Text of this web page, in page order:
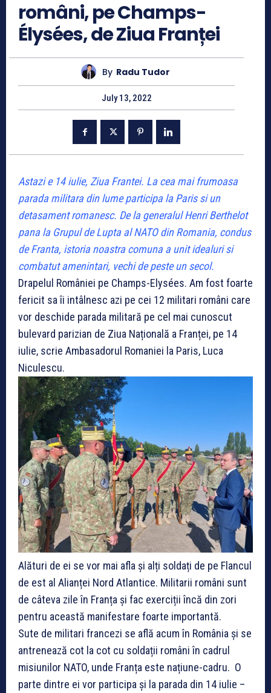
români, pe Champs-
Élysées, de Ziua Franței
By Radu Tudor
July 13, 2022
Astazi e 14 iulie, Ziua Frantei. La cea mai frumoasa
parada militara din lume participa la Paris si un
detasament romanesc. De la generalul Henri Berthelot
pana la Grupul de Lupta al NATO din Romania, condus
de Franta, istoria noastra comuna a unit idealuri si
combatut amenintari, vechi de peste un secol.
Drapelul României pe Champs-Elysées. Am fost foarte
fericit sa îi intâlnesc azi pe cei 12 militari români care
vor deschide parada militară pe cel mai cunoscut
bulevard parizian de Ziua Națională a Franței, pe 14
iulie, scrie Ambasadorul Romaniei la Paris, Luca
Niculescu.
Alături de ei se vor mai afla și alți soldați de pe Flancul
de est al Alianței Nord Atlantice. Militarii români sunt
de câteva zile în Franța și fac exerciții încă din zori
pentru această manifestare foarte importantă.
Sute de militari francezi se află acum în România și se
antrenează cot la cot cu soldații români în cadrul
misiunilor NATO, unde Franța este națiune-cadru. O
parte dintre ei vor participa și la parada din 14 iulie –